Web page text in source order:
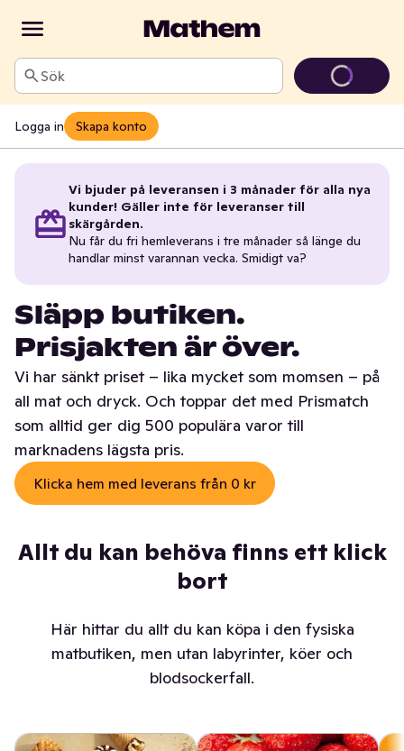
Sök
Logga in Skapa konto
Vi bjuder på leveransen i 3 månader för alla nya
kunder! Gäller inte för leveranser till
skärgården.
Nu får du fri hemleverans i tre månader så länge du
handlar minst varannan vecka. Smidigt va?
Släpp butiken.
Prisjakten är över.
Vi har sänkt priset – lika mycket som momsen – på
all mat och dryck. Och toppar det med Prismatch
som alltid ger dig 500 populära varor till
marknadens lägsta pris.
Klicka hem med leverans från 0 kr
Allt du kan behöva finns ett klick
bort
Här hittar du allt du kan köpa i den fysiska
matbutiken, men utan labyrinter, köer och
blodsockerfall.